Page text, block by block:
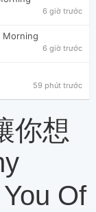
6 giờ trước
Morning
6 giờ trước
59 phút trước
你想
Of